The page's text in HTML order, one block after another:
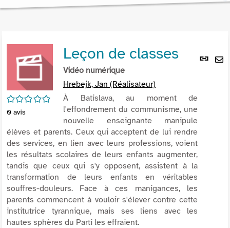
Lien
/5
0 avis
Leçon de classes
Vidéo numérique
Hrebejk, Jan (Réalisateur)
À Batislava, au moment de
l'effondrement du communisme, une
nouvelle enseignante manipule
élèves et parents. Ceux qui acceptent de lui rendre
des services, en lien avec leurs professions, voient
les résultats scolaires de leurs enfants augmenter,
tandis que ceux qui s'y opposent, assistent à la
transformation de leurs enfants en véritables
souffres-douleurs. Face à ces manigances, les
parents commencent à vouloir s'élever contre cette
institutrice tyrannique, mais ses liens avec les
hautes sphères du Parti les effraient.